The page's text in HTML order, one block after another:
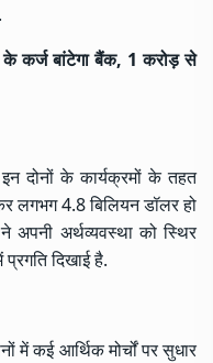
कर्ज बांटेगा बैंक, 1 करोड़ से
दोनों के कार्यक्रमों के तहत
लगभग 4.8 बिलियन डॉलर हो
अपनी अर्थव्यवस्था को स्थिर
दिखाई है.
में कई आर्थिक मोर्चों पर सुधार